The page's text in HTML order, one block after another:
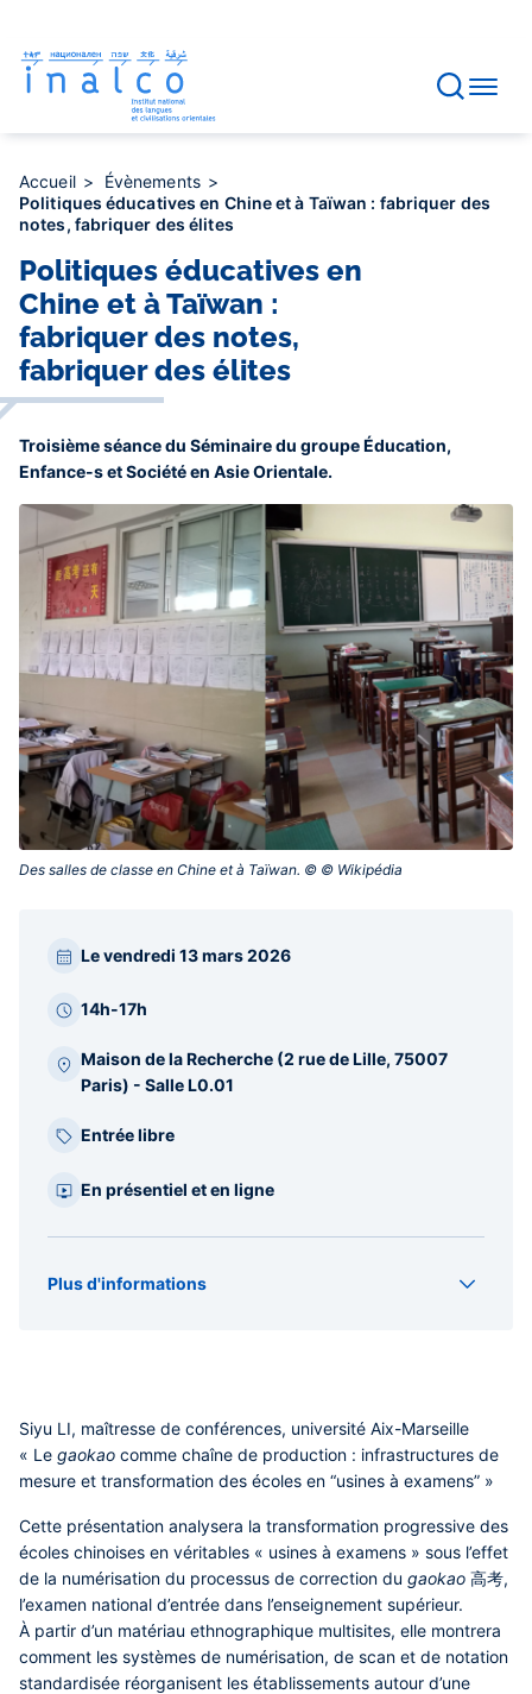
contenu
principal
Accueil
Évènements
Politiques éducatives en Chine et à Taïwan : fabriquer des
notes, fabriquer des élites
Politiques éducatives en
Chine et à Taïwan :
fabriquer des notes,
fabriquer des élites
Troisième séance du Séminaire du groupe Éducation,
Enfance-s et Société en Asie Orientale.
Des salles de classe en Chine et à Taïwan. © © Wikipédia‎
Paragraphes
barreLe vendredi 13 mars 2026
14h-17h
Maison de la Recherche (2 rue de Lille, 75007
Paris) - Salle L0.01
Entrée libre
En présentiel et en ligne
Plus d'informations
Siyu LI, maîtresse de conférences, université Aix-Marseille
« Le gaokao comme chaîne de production : infrastructures de
mesure et transformation des écoles en “usines à examens” »
Cette présentation analysera la transformation progressive des
écoles chinoises en véritables « usines à examens » sous l’effet
de la numérisation du processus de correction du gaokao 高考,
l’examen national d’entrée dans l’enseignement supérieur.
À partir d’un matériau ethnographique multisites, elle montrera
comment les systèmes de numérisation, de scan et de notation
standardisée réorganisent les établissements autour d’une